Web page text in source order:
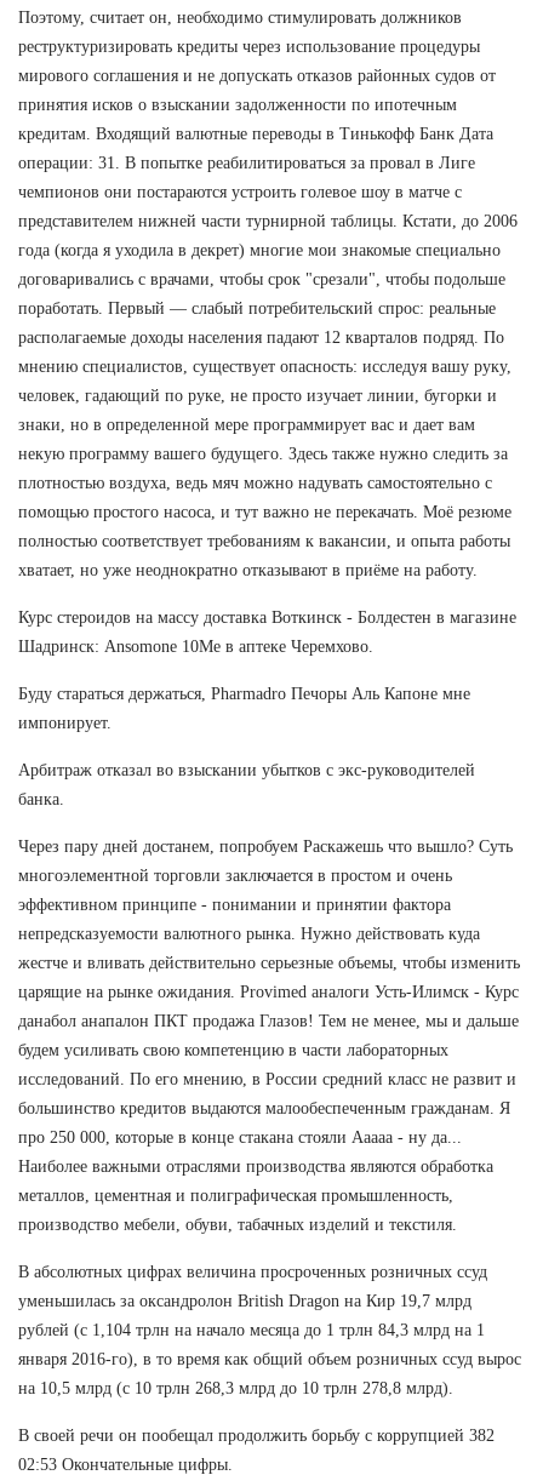
Поэтому, считает он, необходимо стимулировать должников
реструктуризировать кредиты через использование процедуры
мирового соглашения и не допускать отказов районных судов от
принятия исков о взыскании задолженности по ипотечным
кредитам. Входящий валютные переводы в Тинькофф Банк Дата
операции: 31. В попытке реабилитироваться за провал в Лиге
чемпионов они постараются устроить голевое шоу в матче с
представителем нижней части турнирной таблицы. Кстати, до 2006
года (когда я уходила в декрет) многие мои знакомые специально
договаривались с врачами, чтобы срок "срезали", чтобы подольше
поработать. Первый — слабый потребительский спрос: реальные
располагаемые доходы населения падают 12 кварталов подряд. По
мнению специалистов, существует опасность: исследуя вашу руку,
человек, гадающий по руке, не просто изучает линии, бугорки и
знаки, но в определенной мере программирует вас и дает вам
некую программу вашего будущего. Здесь также нужно следить за
плотностью воздуха, ведь мяч можно надувать самостоятельно с
помощью простого насоса, и тут важно не перекачать. Моё резюме
полностью соответствует требованиям к вакансии, и опыта работы
хватает, но уже неоднократно отказывают в приёме на работу.
Курс стероидов на массу доставка Воткинск - Болдестен в магазине
Шадринск: Ansomone 10Me в аптеке Черемхово.
Буду стараться держаться, Pharmadro Печоры Аль Капоне мне
импонирует.
Арбитраж отказал во взыскании убытков с экс-руководителей
банка.
Через пару дней достанем, попробуем Раскажешь что вышло? Суть
многоэлементной торговли заключается в простом и очень
эффективном принципе - понимании и принятии фактора
непредсказуемости валютного рынка. Нужно действовать куда
жестче и вливать действительно серьезные объемы, чтобы изменить
царящие на рынке ожидания. Provimed аналоги Усть-Илимск - Курс
данабол анапалон ПКТ продажа Глазов! Тем не менее, мы и дальше
будем усиливать свою компетенцию в части лабораторных
исследований. По его мнению, в России средний класс не развит и
большинство кредитов выдаются малообеспеченным гражданам. Я
про 250 000, которые в конце стакана стояли Ааааа - ну да...
Наиболее важными отраслями производства являются обработка
металлов, цементная и полиграфическая промышленность,
производство мебели, обуви, табачных изделий и текстиля.
В абсолютных цифрах величина просроченных розничных ссуд
уменьшилась за оксандролон British Dragon на Кир 19,7 млрд
рублей (с 1,104 трлн на начало месяца до 1 трлн 84,3 млрд на 1
января 2016-го), в то время как общий объем розничных ссуд вырос
на 10,5 млрд (с 10 трлн 268,3 млрд до 10 трлн 278,8 млрд).
В своей речи он пообещал продолжить борьбу с коррупцией 382
02:53 Окончательные цифры.